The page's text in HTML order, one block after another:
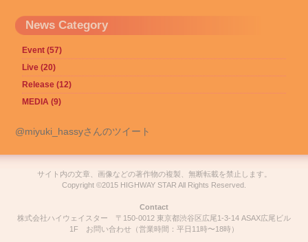
News Category
Event (57)
Live (20)
Release (12)
MEDIA (9)
@miyuki_hassyさんのツイート
サイト内の文章、画像などの著作物の複製、無断転載を禁止します。
Copyright ©2015 HIGHWAY STAR All Rights Reserved.
Contact
株式会社ハイウェイスター 〒150-0012 東京都渋谷区広尾1-3-14 ASAX広尾ビル
1F お問い合わせ （営業時間：平日11時〜18時）